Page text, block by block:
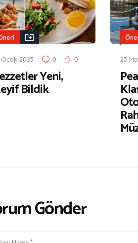
Ocak 2023 0 0
Yeni,
Bildik
23
Gönder